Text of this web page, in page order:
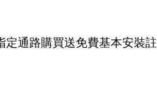
通路購買送免費基本安裝註